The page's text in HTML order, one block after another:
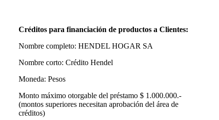
Créditos para financiación de productos a Clientes:
Nombre completo: HENDEL HOGAR SA
Nombre corto: Crédito Hendel
Moneda: Pesos
Monto máximo otorgable del préstamo $ 1.000.000.-
(montos superiores necesitan aprobación del área de
créditos)